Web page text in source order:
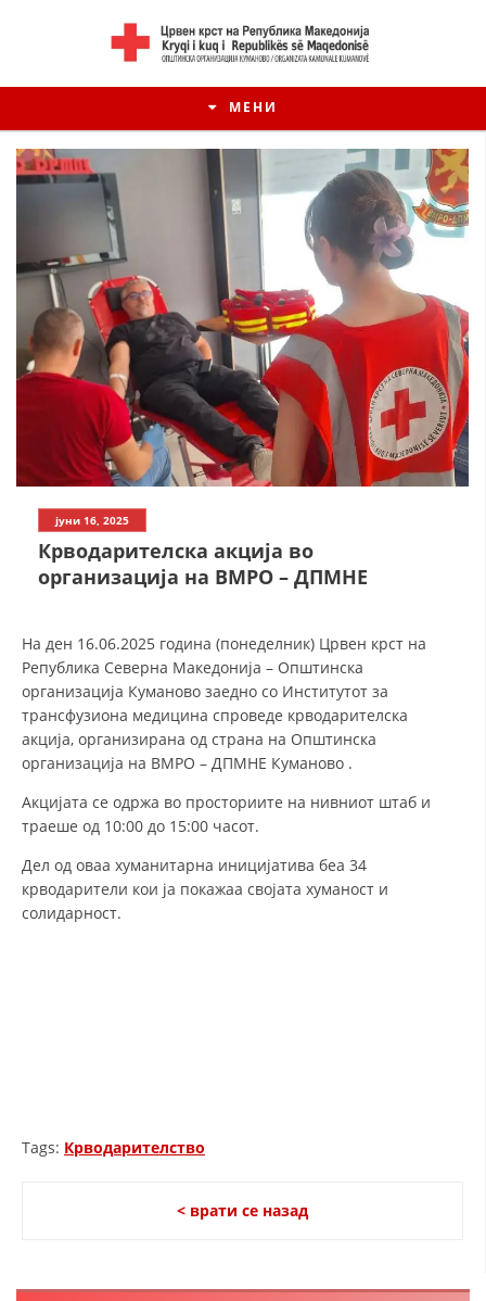
МЕНИ
ИСТОРИЈАТ НА ЦКРМ
ИСТОРИЈАТ НА ДВИЖЕЊЕТО
СТРУКТУРА И ОРГАНИЗАЦИОНА ПОСТАВЕНОСТ – ОПШТИНСКА
КОНТАКТ ИНФОРМАЦИИ
ЗАКОН ЗА ЦКРМ
СТАТУТ НА ЦКРМ
ОРГАНИЗАЦИЈА И РАЗВОЈ
СОБРАНИЕ
ПОДГОТВЕНОСТ И ДЕЈСТВО ПРИ КАТАСТРОФИ
јуни 16, 2025
Крводарителска акција во
организација на ВМРО – ДПМНЕ
На ден 16.06.2025 година (понеделник) Црвен крст на
Република Северна Македонија – Општинска
организација Куманово заедно со Институтот за
трансфузиона медицина спроведе крводарителска
акција, организирана од страна на Општинска
организација на ВМРО – ДПМНЕ Куманово .
Акцијата се одржа во просториите на нивниот штаб и
траеше од 10:00 до 15:00 часот.
Дел од оваа хуманитарна иницијатива беа 34
крводарители кои ја покажаа својата хуманост и
солидарност.
Tags: Крводарителство
< врати се назад